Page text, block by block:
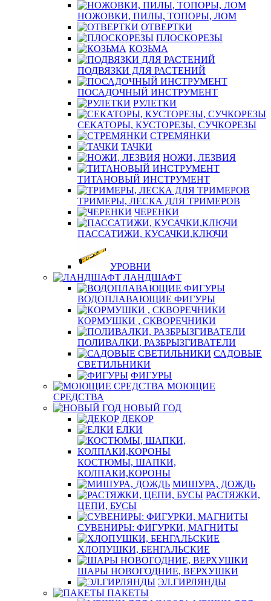
НОЖОВКИ, ПИЛЫ, ТОПОРЫ, ЛОМ
ОТВЕРТКИ
ПЛОСКОРЕЗЫ
КОЗЬМА
ПОДВЯЗКИ ДЛЯ РАСТЕНИЙ
ПОСАДОЧНЫЙ ИНСТРУМЕНТ
РУЛЕТКИ
СЕКАТОРЫ, КУСТОРЕЗЫ, СУЧКОРЕЗЫ
СТРЕМЯНКИ
ТАЧКИ
НОЖИ, ЛЕЗВИЯ
ТИТАНОВЫЙ ИНСТРУМЕНТ
ТРИМЕРЫ, ЛЕСКА ДЛЯ ТРИМЕРОВ
ЧЕРЕНКИ
ПАССАТИЖИ, КУСАЧКИ,КЛЮЧИ
УРОВНИ
ЛАНДШАФТ
ВОДОПЛАВАЮЩИЕ ФИГУРЫ
КОРМУШКИ , СКВОРЕЧНИКИ
ПОЛИВАЛКИ, РАЗБРЫЗГИВАТЕЛИ
САДОВЫЕ
СВЕТИЛЬНИКИ
ФИГУРЫ
МОЮЩИЕ
СРЕДСТВА
НОВЫЙ ГОД
ДЕКОР
ЕЛКИ
КОСТЮМЫ, ШАПКИ,
КОЛПАКИ,КОРОНЫ
МИШУРА, ДОЖДЬ
РАСТЯЖКИ,
ЦЕПИ, БУСЫ
СУВЕНИРЫ: ФИГУРКИ, МАГНИТЫ
ХЛОПУШКИ, БЕНГАЛЬСКИЕ
ШАРЫ НОВОГОДНИЕ, ВЕРХУШКИ
ЭЛ.ГИРЛЯНДЫ
ПАКЕТЫ